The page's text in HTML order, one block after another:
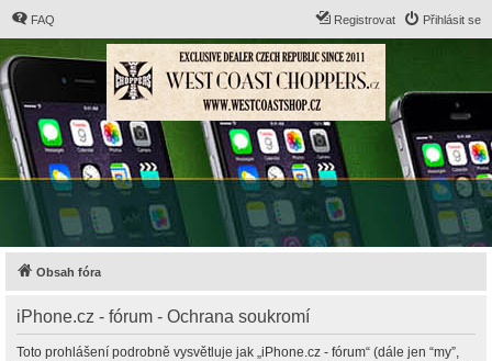
FAQ Přihlásit se
Registrovat
Obsah fóra
iPhone.cz - fórum - Ochrana soukromí
Toto prohlášení podrobně vysvětluje jak „iPhone.cz - fórum“ (dále jen “my”,